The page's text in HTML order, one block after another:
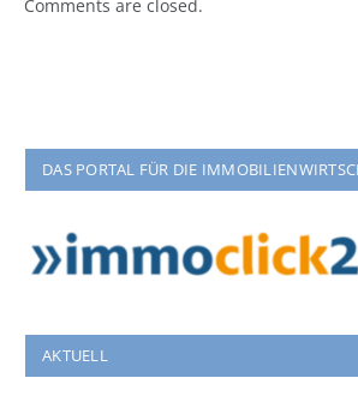
Comments are closed.
DAS PORTAL FÜR DIE
AKTUELL